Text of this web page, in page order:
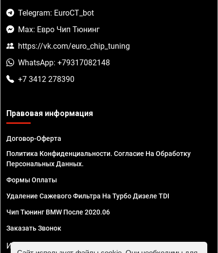
Telegram: EuroCT_bot
Max: Евро Чип Тюнинг
https://vk.com/euro_chip_tuning
WhatsApp: +79317082148
+7 3412 278390
Правовая информация
Договор-Оферта
Политика Конфиденциальности. Согласие На Обработку
Персональных Данных.
Формы Оплаты
Удаление Сажевого Фильтра На Турбо Дизеле TDI
Чип Тюнинг BMW После 2020.06
Заказать Звонок
ИП Смирнов Георгий Павлович. ИНН 781302555843,